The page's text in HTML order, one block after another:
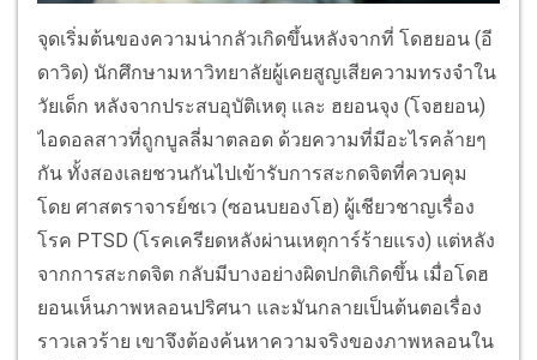
จุดเริ่มต้นของความน่ากลัวเกิดขึ้นหลังจากที่ โดฮยอน (อี
ดาวิด) นักศึกษามหาวิทยาลัยผู้เคยสูญเสียความทรงจำใน
วัยเด็ก หลังจากประสบอุบัติเหตุ และ ฮยอนจุง (โจฮยอน)
ไอดอลสาวที่ถูกบูลลี่มาตลอด ด้วยความที่มีอะไรคล้ายๆ
กัน ทั้งสองเลยชวนกันไปเข้ารับการสะกดจิตที่ควบคุม
โดย ศาสตราจารย์ชเว (ซอนบยองโฮ) ผู้เชียวชาญเรื่อง
โรค PTSD (โรคเครียดหลังผ่านเหตุการ์ร้ายแรง) แต่หลัง
จากการสะกดจิต กลับมีบางอย่างผิดปกติเกิดขึ้น เมื่อโดฮ
ยอนเห็นภาพหลอนปริศนา และมันกลายเป็นต้นตอเรื่อง
ราวเลวร้าย เขาจึงต้องค้นหาความจริงของภาพหลอนใน